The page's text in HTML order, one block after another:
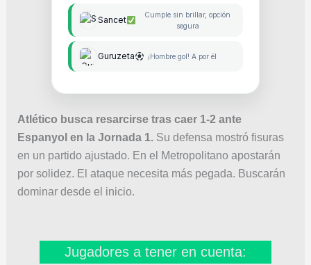
Sancet
Cumple sin brillar, opción
segura
Guruzeta ¡Hombre gol! A por él
Atlético busca resarcirse tras caer 1-2 ante
Espanyol en la Jornada 1.Su defensa mostró fisuras
en un partido ajustado. En el Metropolitano apostarán
por solidez. El ataque necesita más pegada. Buscarán
dominar desde el inicio.
Jugadores a tener en cuenta: